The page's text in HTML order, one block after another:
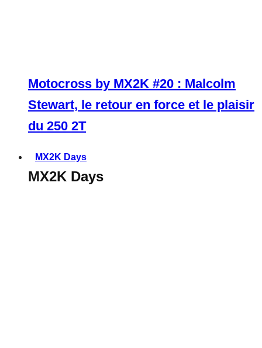
Motocross by MX2K #20 : Malcolm
Stewart, le retour en force et le plaisir
du 250 2T
MX2K Days
MX2K Days